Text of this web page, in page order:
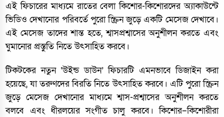
এই ফিচারের মাধ্যমে রাতের বেলা কিশোর-কিশোরদের অ্যাকাউন্টে
ভিডিও দেখানোর পরিবর্তে পুরো স্ক্রিন জুড়ে একটি মেসেজ দেখাবে।
এই মেসেজ তাদের শান্ত হতে, শ্বাসপ্রশ্বাসের অনুশীলন করতে এবং
ঘুমানোর প্রস্তুতি নিতে উৎসাহিত করবে।
টিকটকের নতুন ‘উইন্ড ডাউন’ ফিচারটি এমনভাবে ডিজাইন করা
হয়েছে, যা তরুণদের বিরতি নিতে উৎসাহিত করবে। এটি পুরো স্ক্রিন
জুড়ে মেসেজ দেখানোর মাধ্যমে শ্বাস-প্রশ্বাসের অনুশীলন করতে
বলবে এবং ধীরলয়ের সংগীত চালু করবে। কিশোর–কিশোরীরা